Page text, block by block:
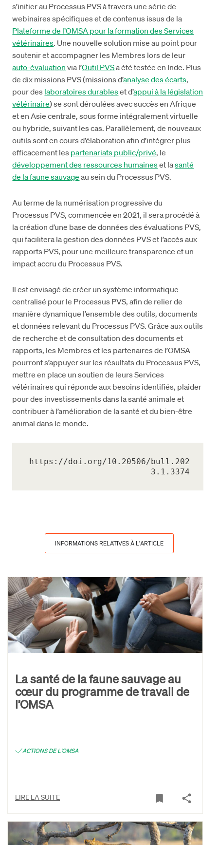
s’initier au Processus PVS à travers une série de
webinaires spécifiques et de contenus issus de la
Plateforme de l’OMSA pour la formation des Services
vétérinaires. Une nouvelle solution mise au point pour
soutenir et accompagner les Membres lors de leur
auto-évaluationvia l’Outil PVSa été testée en Inde. Plus
de dix missions PVS (missions d’analyse des écarts,
pour deslaboratoires durableset d’appui à la législation
vétérinaire) se sont déroulées avec succès en Afrique
et en Asie centrale, sous forme intégralement virtuelle
ou hybride, suivant les cas. Parallèlement, de nouveaux
outils sont en cours d’élaboration afin d’intégrer plus
efficacement lespartenariats public/privé, le
développement des ressources humaineset lasanté
de la faune sauvageau sein du Processus PVS.
Au terme de la numérisation progressive du
Processus PVS, commencée en 2021, il sera procédé à
la création d’une base de données des évaluations PVS,
qui facilitera la gestion des données PVS et l’accès aux
rapports PVS, pour une meilleure transparence et un
impact accru du Processus PVS.
Il est envisagé de créer un système informatique
centralisé pour le Processus PVS, afin de relier de
manière dynamique l’ensemble des outils, documents
et données relevant du Processus PVS. Grâce aux outils
de recherche et de consultation des documents et
rapports, les Membres et les partenaires de l’OMSA
pourront s’appuyer sur les résultats du Processus PVS,
mettre en place un soutien de leurs Services
vétérinaires qui réponde aux besoins identifiés, plaider
pour des investissements dans la santé animale et
contribuer à l’amélioration de la santé et du bien-être
animal dans le monde.
https://doi.org/10.20506/bull.202
3.1.3374
INFORMATIONS RELATIVES À L'ARTICLE
La santé de la faune sauvage au
cœur du programme de travail de
l’OMSA
ACTIONS DE L'OMSA
LIRE LA SUITE